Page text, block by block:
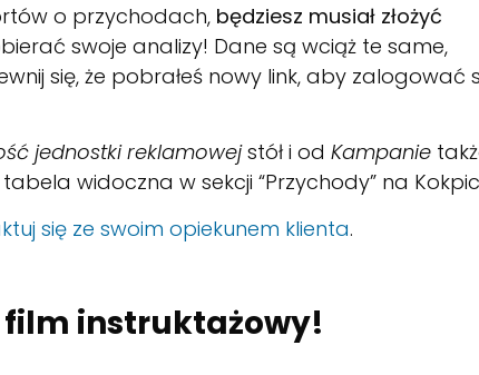
o przychodach, będziesz musiał złożyć
swoje analizy! Dane są wciąż te same,
się, że pobrałeś nowy link, aby zalogować
jednostki reklamowejstół i od Kampanie
widoczna w sekcji “Przychody” na
się ze swoim opiekunem klienta.
film instruktażowy!